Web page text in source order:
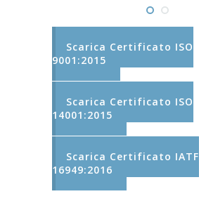
Scarica Certificato ISO
9001:2015
Scarica Certificato ISO
14001:2015
Scarica Certificato IATF
16949:2016